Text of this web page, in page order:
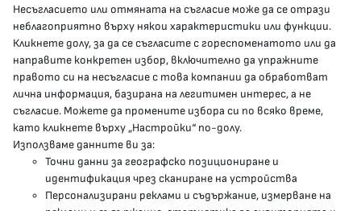
presscenter@mh.government.bg
МЗ В СОЦИАЛНИТЕ МРЕЖИ
Facebook страница
Instragram профил
YouTube канал
Threads профил
Несъгласието или отмяната на съгласие може да се отрази
неблагоприятно върху някои характеристики или функции.
Кликнете долу, за да се съгласите с гореспоменатото или да
направите конкретен избор, включително да упражните
правото си на несъгласие с това компании да обработват
лична информация, базирана на легитимен интерес, а не
съгласие. Можете да промените избора си по всяко време,
като кликнете върху „Настройки“ по-долу.
Използваме данните ви за:
Точни данни за географско позициониране и
идентификация чрез сканиране на устройства
Персонализирани реклами и съдържание, измерване на